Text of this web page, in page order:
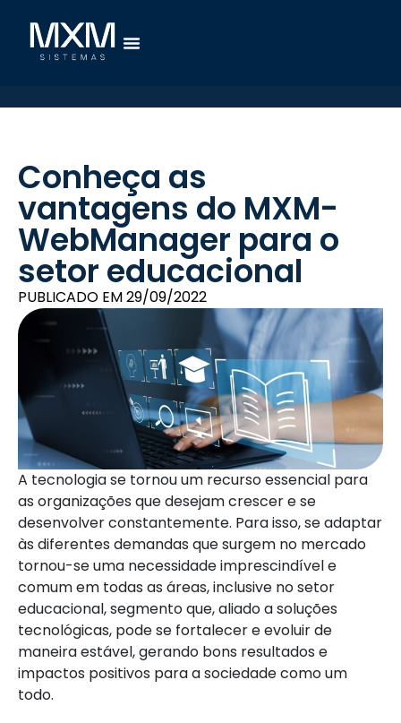
Conheça as
vantagens do MXM-
WebManager para o
setor educacional
PUBLICADO EM29/09/2022
A tecnologia se tornou um recurso essencial para
as organizações que desejam crescer e se
desenvolver constantemente. Para isso, se adaptar
às diferentes demandas que surgem no mercado
tornou-se uma necessidade imprescindível e
comum em todas as áreas, inclusive no setor
educacional, segmento que, aliado a soluções
tecnológicas, pode se fortalecer e evoluir de
maneira estável, gerando bons resultados e
impactos positivos para a sociedade como um
todo.